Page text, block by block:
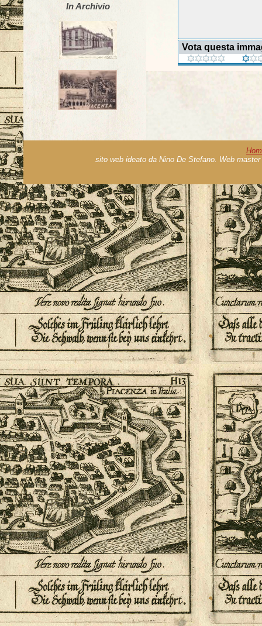
In Archivio
Vota questa
sito web ideato da Nino De Stefano. Web